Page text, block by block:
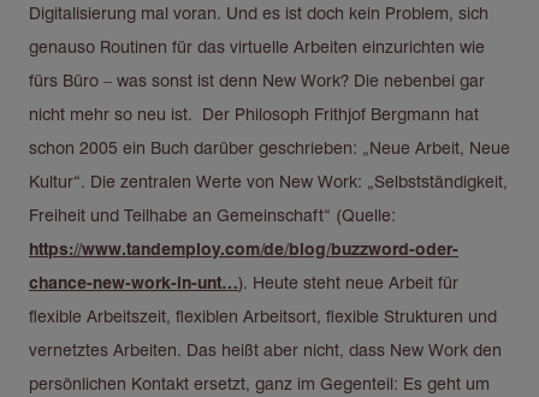
Digitalisierung mal voran. Und es ist doch kein Problem, sich
genauso Routinen für das virtuelle Arbeiten einzurichten wie
fürs Büro – was sonst ist denn New Work? Die nebenbei gar
nicht mehr so neu ist. Der Philosoph Frithjof Bergmann hat
schon 2005 ein Buch darüber geschrieben: „Neue Arbeit, Neue
Kultur“. Die zentralen Werte von New Work: „Selbstständigkeit,
Freiheit und Teilhabe an Gemeinschaft“ (Quelle:
https://www.tandemploy.com/de/blog/buzzword-oder-
chance-new-work-in-unt…). Heute steht neue Arbeit für
flexible Arbeitszeit, flexiblen Arbeitsort, flexible Strukturen und
vernetztes Arbeiten. Das heißt aber nicht, dass New Work den
persönlichen Kontakt ersetzt, ganz im Gegenteil: Es geht um